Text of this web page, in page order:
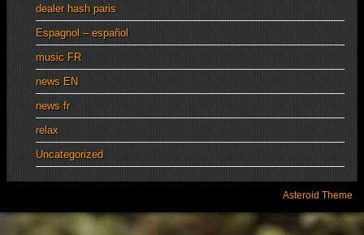
dealer hash paris
Espagnol – español
music FR
news EN
news fr
relax
Uncategorized
Asteroid Theme